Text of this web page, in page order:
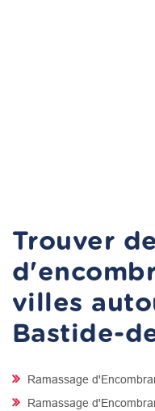
Trouver
villes
Bastide-
Ramassage
Ramassage